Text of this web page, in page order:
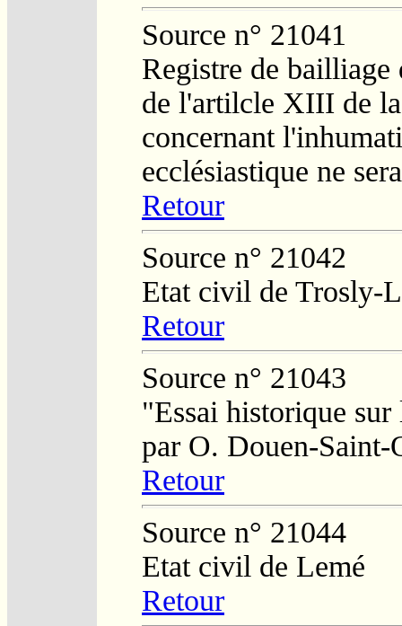
Source n° 21041
Registre de
de l'artilcle XIII de
concernant
ecclésiastique ne
Retour
Source n° 21042
Etat civil de Trosly-
Retour
Source n° 21043
"Essai historique
par O. Douen-Saint-
Retour
Source n° 21044
Etat civil de Lemé
Retour